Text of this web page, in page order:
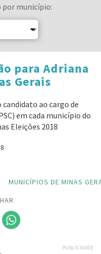
por município:
para Adriana
Gerais
ao cargo de
em cada município do
Eleições 2018
MUNICÍPIOS DE MINAS
PUBLICIDADE